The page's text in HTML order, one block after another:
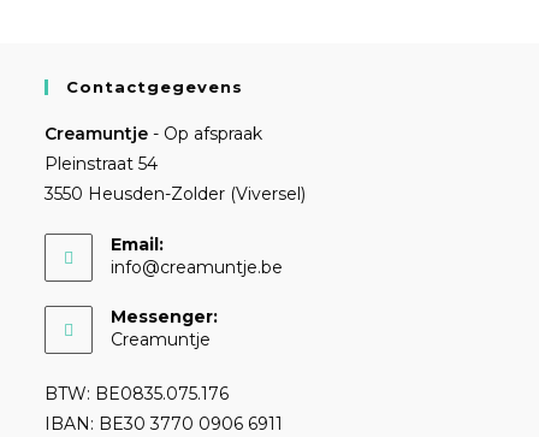
Contactgegevens
Creamuntje - Op afspraak
Pleinstraat 54
3550 Heusden-Zolder (Viversel)
Email:
info@creamuntje.be
Messenger:
Creamuntje
BTW: BE0835.075.176
IBAN: BE30 3770 0906 6911